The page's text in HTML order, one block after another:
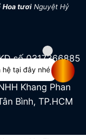
Hoa tươi Nguyệt Hỷ
số 0317366885
04/07/2022
Khang Phan
Bình, TP.HCM
hệ tại đây nhé